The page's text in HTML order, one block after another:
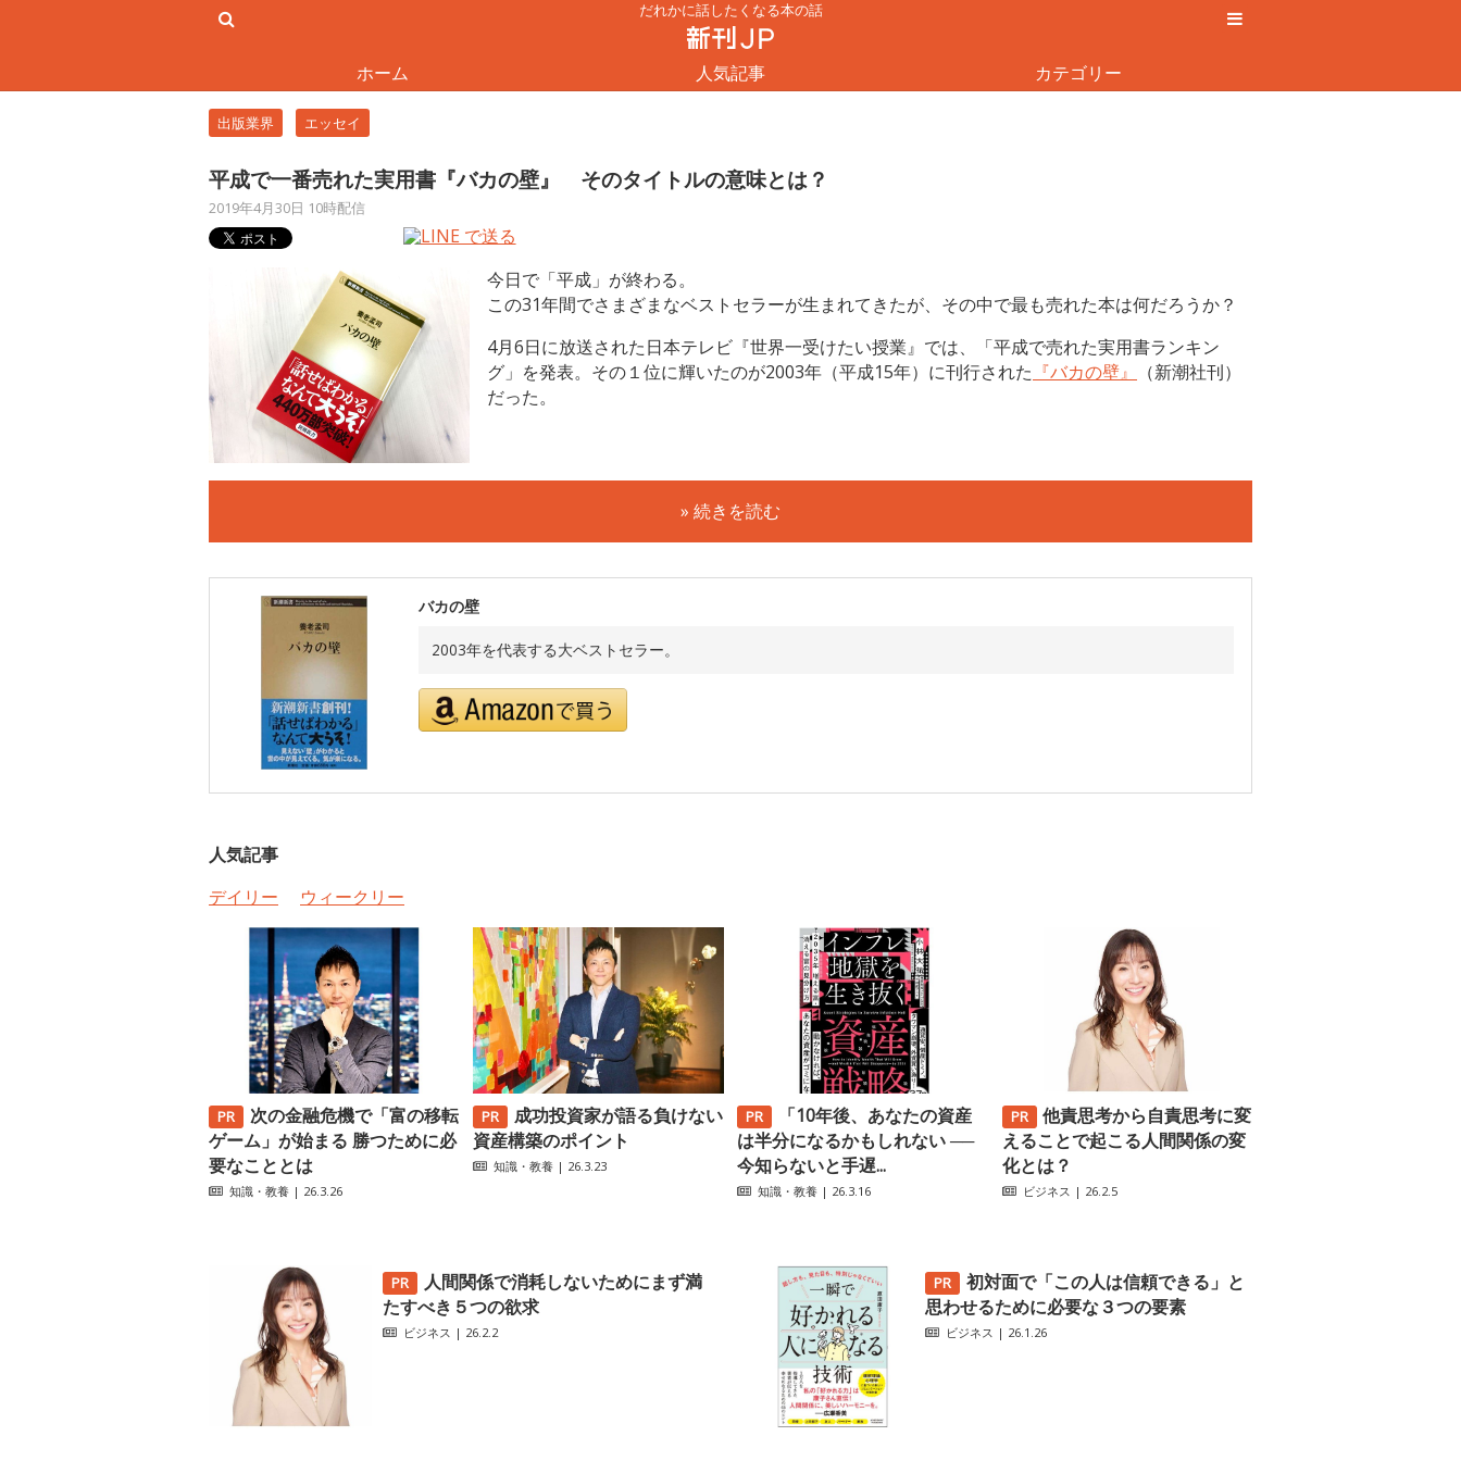
だれかに話したくなる本の話
ホーム 人気記事 カテゴリー
出版業界 エッセイ
平成で一番売れた実用書『バカの壁』 そのタイトルの意味とは？
2019年4月30日 10時配信
今日で「平成」が終わる。
この31年間でさまざまなベストセラーが生まれてきたが、その中で最も売れた本は何だろうか？
4月6日に放送された日本テレビ『世界一受けたい授業』では、「平成で売れた実用書ランキン
グ」を発表。その１位に輝いたのが2003年（平成15年）に刊行された 『バカの壁』
（新潮社刊）
だった。
» 続きを読む
バカの壁
2003年を代表する大ベストセラー。
人気記事
デイリー
ウィークリー
次の金融危機で「富の移転
ゲーム」が始まる 勝つために必
要なこととは
知識・教養 | 26.3.26
成功投資家が語る負けない
資産構築のポイント
知識・教養 | 26.3.23
「10年後、あなたの資産
は半分になるかもしれない ──
今知らないと手遅...
知識・教養 | 26.3.16
他責思考から自責思考に変
えることで起こる人間関係の変
化とは？
ビジネス | 26.2.5
人間関係で消耗しないためにまず満
たすべき５つの欲求
ビジネス | 26.2.2
初対面で「この人は信頼できる」と
思わせるために必要な３つの要素
ビジネス | 26.1.26